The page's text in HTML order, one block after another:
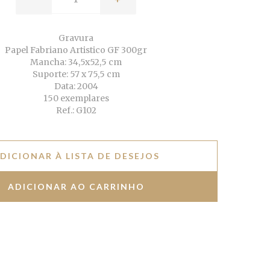
Gravura
Papel Fabriano Artistico GF 300gr
Mancha: 34,5x52,5 cm
Suporte: 57 x 75,5 cm
Data: 2004
150 exemplares
Ref.: G102
À LISTA DE DESEJOS